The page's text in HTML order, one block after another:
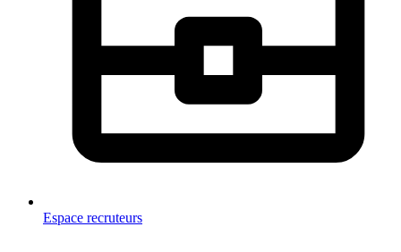
Espace recruteurs